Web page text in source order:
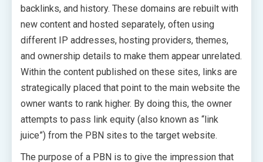
backlinks, and history. These domains are rebuilt with
new content and hosted separately, often using
different IP addresses, hosting providers, themes,
and ownership details to make them appear unrelated.
Within the content published on these sites, links are
strategically placed that point to the main website the
owner wants to rank higher. By doing this, the owner
attempts to pass link equity (also known as “link
juice”) from the PBN sites to the target website.
The purpose of a PBN is to give the impression that